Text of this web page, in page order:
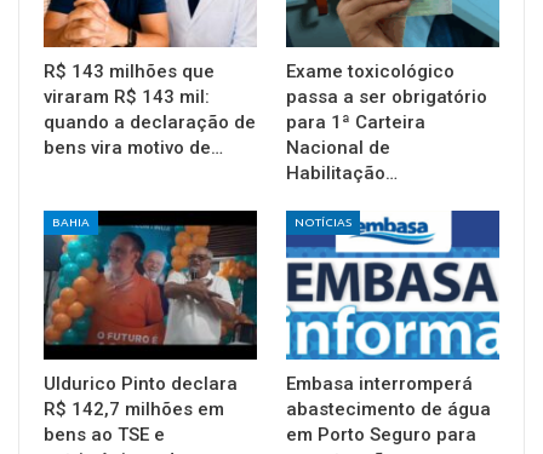
R$ 143 milhões que
viraram R$ 143 mil:
quando a declaração de
bens vira motivo de…
Exame toxicológico
passa a ser obrigatório
para 1ª Carteira
Nacional de
Habilitação…
BAHIA
Uldurico Pinto declara
R$ 142,7 milhões em
bens ao TSE e
NOTÍCIAS
Embasa interromperá
abastecimento de água
em Porto Seguro para